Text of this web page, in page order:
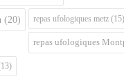
(20) repas ufologiques metz (15)
repas ufologiques